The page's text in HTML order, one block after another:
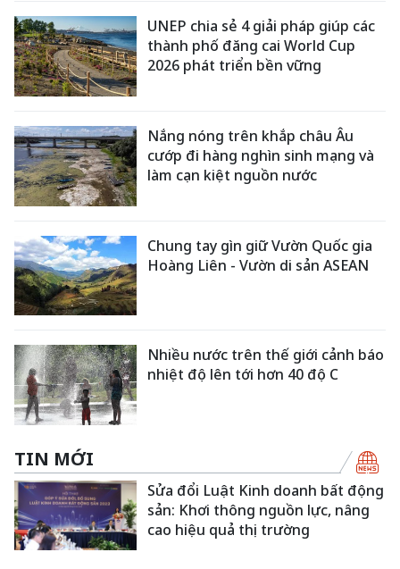
UNEP chia sẻ 4 giải pháp giúp các
thành phố đăng cai World Cup
2026 phát triển bền vững
Nắng nóng trên khắp châu Âu
cướp đi hàng nghìn sinh mạng và
làm cạn kiệt nguồn nước
Chung tay gìn giữ Vườn Quốc gia
Hoàng Liên - Vườn di sản ASEAN
Nhiều nước trên thế giới cảnh báo
nhiệt độ lên tới hơn 40 độ C
TIN MỚI
Sửa đổi Luật Kinh doanh bất động
sản: Khơi thông nguồn lực, nâng
cao hiệu quả thị trường